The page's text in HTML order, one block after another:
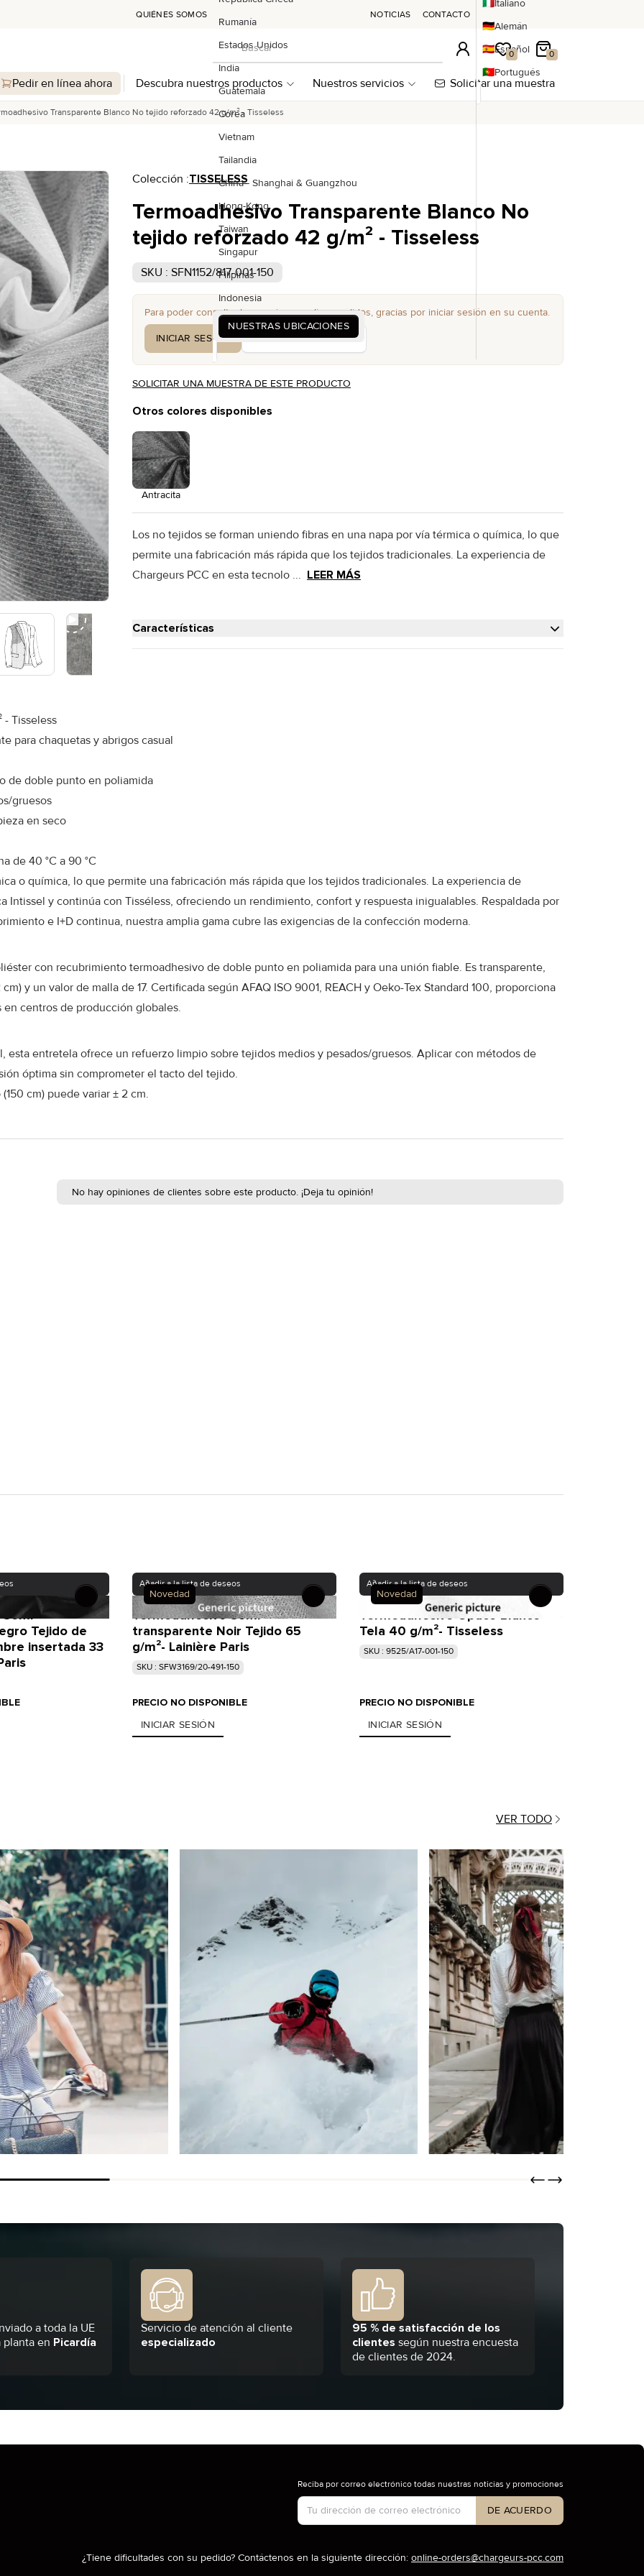
QUIÉNES SOMOS
Rumanía
Estados Unidos
India
Guatemala
Corea
Vietnam
Tailandia
China - Shanghai & Guangzhou
Hong-Kong
Taiwan
Singapur
Filipinas
Indonesia
NUESTRAS UBICACIONES
NOTICIAS CONTACTO
Italiano
🇩🇪Alemán
🇪🇸Español
🇵🇹Portugués
Buscar
Buscar Conexión 0
Mi lista de deseos
0
Mi carrito
Pedir en línea ahora Descubra nuestros productos Nuestros servicios Solicitar una muestra
Transparente Blanco No tejido reforzado 42 g/m² - Tisseless
Colección :TISSELESS
Termoadhesivo Transparente Blanco No
tejido reforzado 42 g/m² - Tisseless
SKU : SFN1152/817-001-150
Para poder consultar los precios y realizar pedidos, gracias por iniciar sesión en su cuenta.
INICIAR SESIÓN CREAR UNA CUENTA
SOLICITAR UNA MUESTRA DE ESTE PRODUCTO
Otros colores disponibles
Antracita
Los no tejidos se forman uniendo fibras en una napa por vía térmica o química, lo que
permite una fabricación más rápida que los tejidos tradicionales. La experiencia de
Chargeurs PCC en esta tecnolo ... LEER MÁS
Características
- Tisseless
para chaquetas y abrigos casual
de doble punto en poliamida
gruesos
en seco
de 40 °C a 90 °C
o química, lo que permite una fabricación más rápida que los tejidos tradicionales. La experiencia de
Intissel y continúa con Tisséless, ofreciendo un rendimiento, confort y respuesta inigualables. Respaldada por
e I+D continua, nuestra amplia gama cubre las exigencias de la confección moderna.
con recubrimiento termoadhesivo de doble punto en poliamida para una unión fiable. Es transparente,
y un valor de malla de 17. Certificada según AFAQ ISO 9001, REACH y Oeko-Tex Standard 100, proporciona
centros de producción globales.
esta entretela ofrece un refuerzo limpio sobre tejidos medios y pesados/gruesos. Aplicar con métodos de
óptima sin comprometer el tacto del tejido.
cm) puede variar ± 2 cm.
No hay opiniones de clientes sobre este producto. ¡Deja tu opinión!
Tejido de
insertada 33
Novedad
Añadir a la lista de deseos
Termoadhesivo Semi-
transparente Noir Tejido 65
g/m²- Lainière Paris
SKU : SFW3169/20-491-150
PRECIO NO DISPONIBLE
INICIAR SESIÓN
Novedad
Añadir a la lista de deseos
Termoadhesivo Opaco Blanco
Tela 40 g/m²- Tisseless
SKU : 9525/A17-001-150
PRECIO NO DISPONIBLE
INICIAR SESIÓN
VER TODO
a toda la UE
planta en Picardía
Servicio de atención al cliente
especializado
95 % de satisfacción de los
clientes según nuestra encuesta
de clientes de 2024.
Tipo de cuenta
Reciba por correo electrónico todas nuestras noticias y promociones
DE ACUERDO
¿Tiene dificultades con su pedido? Contáctenos en la siguiente dirección: online-orders@chargeurs-pcc.com